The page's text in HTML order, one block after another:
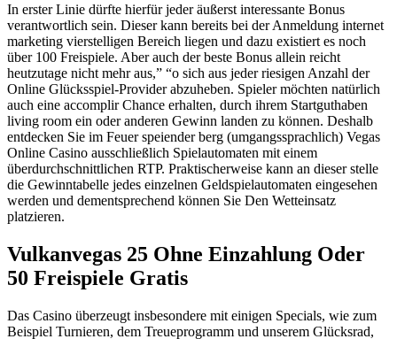
In erster Linie dürfte hierfür jeder äußerst interessante Bonus
verantwortlich sein. Dieser kann bereits bei der Anmeldung internet
marketing vierstelligen Bereich liegen und dazu existiert es noch
über 100 Freispiele. Aber auch der beste Bonus allein reicht
heutzutage nicht mehr aus,” “o sich aus jeder riesigen Anzahl der
Online Glücksspiel-Provider abzuheben. Spieler möchten natürlich
auch eine accomplir Chance erhalten, durch ihrem Startguthaben
living room ein oder anderen Gewinn landen zu können. Deshalb
entdecken Sie im Feuer speiender berg (umgangssprachlich) Vegas
Online Casino ausschließlich Spielautomaten mit einem
überdurchschnittlichen RTP. Praktischerweise kann an dieser stelle
die Gewinntabelle jedes einzelnen Geldspielautomaten eingesehen
werden und dementsprechend können Sie Den Wetteinsatz
platzieren.
Vulkanvegas 25 Ohne Einzahlung Oder
50 Freispiele Gratis
Das Casino überzeugt insbesondere mit einigen Specials, wie zum
Beispiel Turnieren, dem Treueprogramm und unserem Glücksrad,